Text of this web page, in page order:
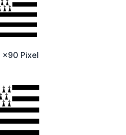
x90 Pixel